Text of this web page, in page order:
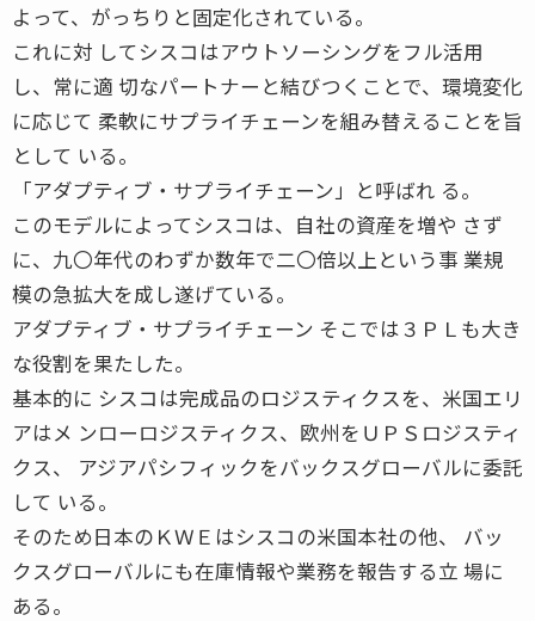
よって、がっちりと固定化されている。
これに対 してシスコはアウトソーシングをフル活用
し、常に適 切なパートナーと結びつくことで、環境変化
に応じて 柔軟にサプライチェーンを組み替えることを旨
として いる。
「アダプティブ・サプライチェーン」と呼ばれ る。
このモデルによってシスコは、自社の資産を増や さず
に、九〇年代のわずか数年で二〇倍以上という事 業規
模の急拡大を成し遂げている。
アダプティブ・サプライチェーン そこでは３ＰＬも大き
な役割を果たした。
基本的に シスコは完成品のロジスティクスを、米国エリ
アはメ ンローロジスティクス、欧州をＵＰＳロジスティ
クス、 アジアパシフィックをバックスグローバルに委託
して いる。
そのため日本のＫＷＥはシスコの米国本社の他、 バッ
クスグローバルにも在庫情報や業務を報告する立 場に
ある。